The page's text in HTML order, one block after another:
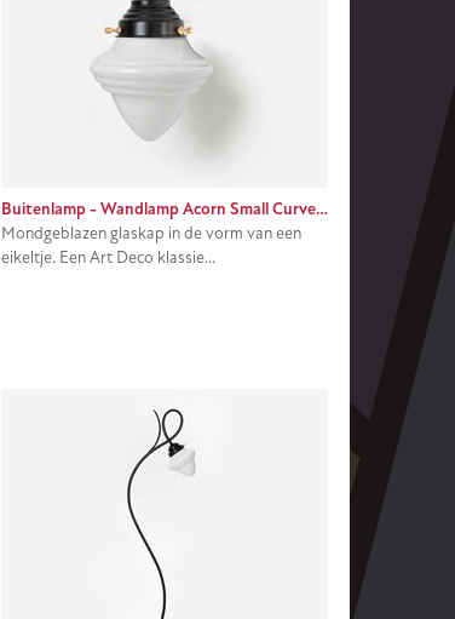
Buitenlamp - Wandlamp Acorn Small Curve Zwart
Mondgeblazen glaskap in de vorm van een
eikeltje. Een Art Deco klassie...